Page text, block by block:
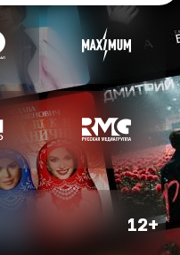
12+